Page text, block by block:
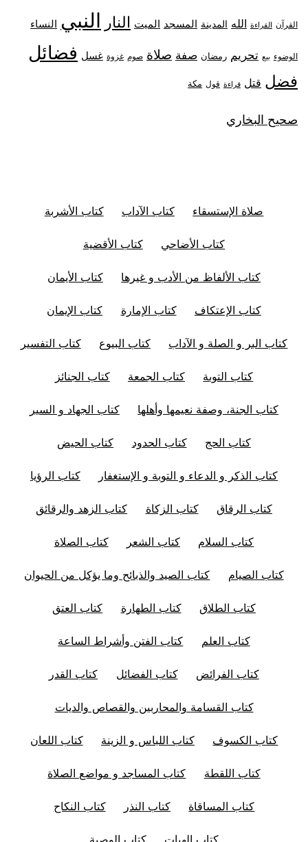
القرآن القراءة الله المدينة المسجد الميت النار النبي النساء
الوضوء بيع تحريم رمضان صفة صلاة صوم غزوة غسل فضائل
فضل قتل قراءة قول مكة
صحيح البخاري
صلاة الإستسقاء كتاب الآداب كتاب الأشربة
كتاب الأضاحي كتاب الأقضية
كتاب الألفاظ من الأدب و غيرها كتاب الأيمان
كتاب الإعتكاف كتاب الإمارة كتاب الإيمان
كتاب البر و الصلة و الآداب كتاب البيوع كتاب التفسير
كتاب التوبة كتاب الجمعة كتاب الجنائز
كتاب الجنة، وصفة نعيمها وأهلها كتاب الجهاد و السير
كتاب الحج كتاب الحدود كتاب الحيض
كتاب الذكر و الدعاء و التوبة و الإستغفار كتاب الرؤيا
كتاب الرقاق كتاب الزكاة كتاب الزهد والرقائق
كتاب السلام كتاب الشعر كتاب الصلاة
كتاب الصيام كتاب الصيد والذبائح وما يؤكل من الحيوان
كتاب الطلاق كتاب الطهارة كتاب العتق
كتاب العلم كتاب الفتن وأشراط الساعة
كتاب الفرائض كتاب الفضائل كتاب القدر
كتاب القسامة والمحاربين والقصاص والديات
كتاب الكسوف كتاب اللباس و الزينة كتاب اللعان
كتاب اللقطة كتاب المساجد و مواضع الصلاة
كتاب المساقاة كتاب النذر كتاب النكاح
كتاب الهبات كتاب الوصية